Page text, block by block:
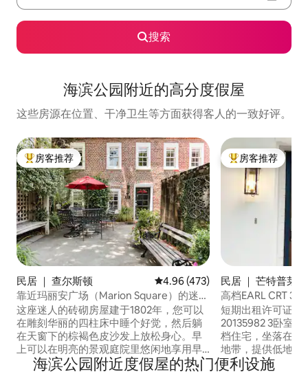
搜索
海滨公园附近的高分度假屋
这些房源在位置、干净卫生等方面获得客人的一致好评。
热门「房客推荐」
房客推荐
民居 ｜ 查尔斯顿 平均评分 4.96 分（满分 5 分），
4.96 (473)
靠近玛丽安广场（Marion Square）的迷人
2卧/3卫小屋
这座迷人的砖砌房屋建于1802年，您可以
在雕刻华丽的四柱床中睡个好觉，然后躺
在天窗下的棕褐色皮沙发上放松身心。早
上可以在明亮的景观庭院里悠闲地享用早
餐，下午则可以在那里品尝鸡尾酒。
#BL005522012017 不建议儿童入住。 整套
热门「房客推荐」
房客推荐
民居 ｜ 芒特普莱
leasant）
高档EARL CRT 3
短期出租许可证
20135982 3卧室Earl 's Court新古典主义高
档住宅，坐落在历
地带，提供低地乡
Shem Creek酒吧
和餐厅、阿尔罕
海滨公园附近度假屋的热门便利设施